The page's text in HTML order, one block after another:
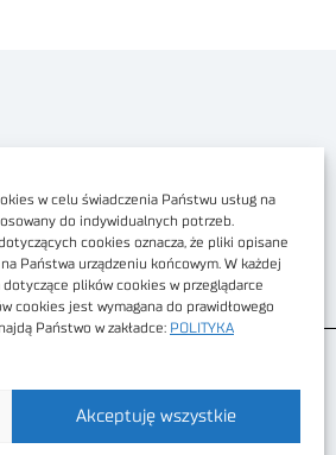
w celu świadczenia Państwu usług na
do indywidualnych potrzeb.
cookies oznacza, że pliki opisane
Państwa urządzeniu końcowym. W każdej
plików cookies w przeglądarce
cookies jest wymagana do prawidłowego
Państwo w zakładce: POLITYKA
Akceptuję wszystkie